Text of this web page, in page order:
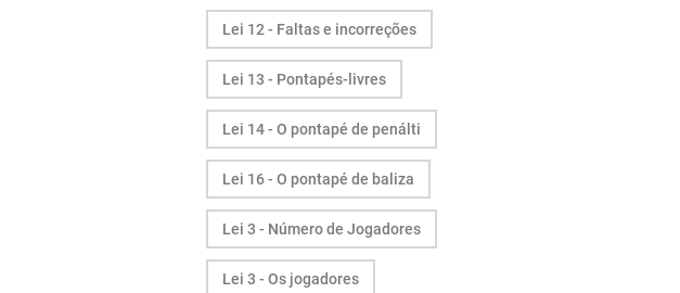
Lei 12 - Faltas e incorreções
Lei 13 - Pontapés-livres
Lei 14 - O pontapé de penálti
Lei 16 - O pontapé de baliza
Lei 3 - Número de Jogadores
Lei 3 - Os jogadores